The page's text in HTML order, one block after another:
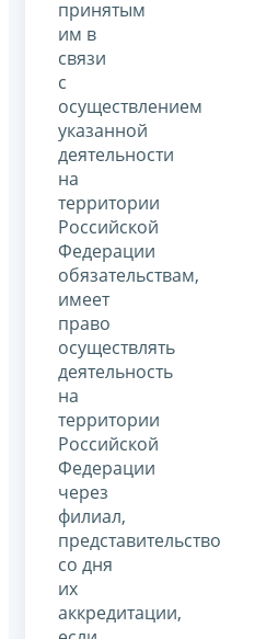
принятым
им в
связи
с
осуществлением
указанной
деятельности
на
территории
Российской
Федерации
обязательствам,
имеет
право
осуществлять
деятельность
на
территории
Российской
Федерации
через
филиал,
представительство
со дня
их
аккредитации,